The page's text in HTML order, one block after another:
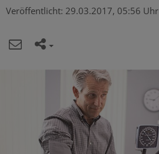
Veröffentlicht: 29.03.2017, 05:56 Uhr